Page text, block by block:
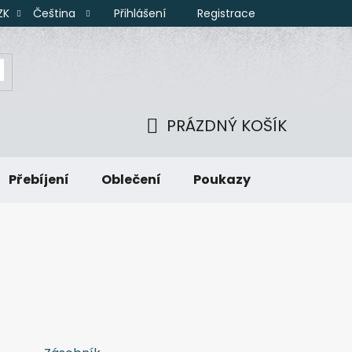
Čeština Přihlášení Registrace
KOŠÍK
PRÁZDNÝ KOŠÍK
Přebíjení Oblečení Poukazy